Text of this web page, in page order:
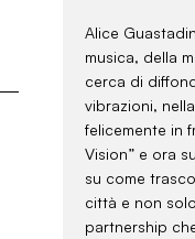
Alice
musica, della
cerca di
vibrazioni,
felicemente in
Vision” e ora
su come
città e non
partnership